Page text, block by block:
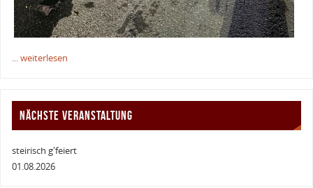
... weiterlesen
NÄCHSTE VERANSTALTUNG
steirisch g'feiert
01.08.2026